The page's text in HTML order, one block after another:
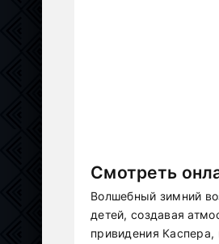
Смотреть
Волшебный зимний
детей, создавая
привидения